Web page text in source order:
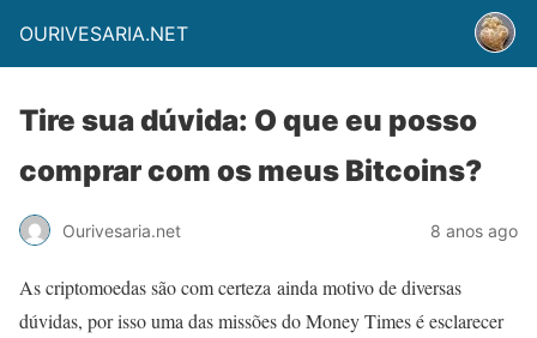
OURIVESARIA.NET
Tire sua dúvida: O que eu posso
comprar com os meus Bitcoins?
Ourivesaria.net 8 anos ago
As criptomoedas são com certeza ainda motivo de diversas
dúvidas, por isso uma das missões do Money Times é esclarecer